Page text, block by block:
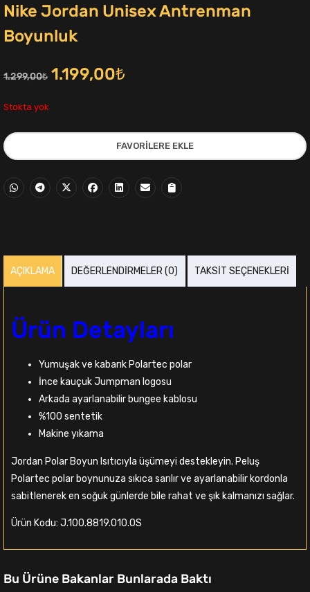
Nike Jordan Unisex Antrenman
Boyunluk
1.299,00₺ Orijinal
1.299,00₺.
1.199,00₺
fiyat:
1.199,00₺.
Stokta yok
FAVORILERE EKLE
AÇIKLAMA DEĞERLENDIRMELER (0) TAKSIT SEÇENEKLERI
Ürün Detayları
Yumuşak ve kabarık Polartec polar
İnce kauçuk Jumpman logosu
Arkada ayarlanabilir bungee kablosu
%100 sentetik
Makine yıkama
Jordan Polar Boyun Isıtıcıyla üşümeyi destekleyin. Peluş
Polartec polar boynunuza sıkıca sarılır ve ayarlanabilir kordonla
sabitlenerek en soğuk günlerde bile rahat ve şık kalmanızı sağlar.
Ürün Kodu: J.100.8819.010.OS
Bu Ürüne Bakanlar Bunlarada Baktı